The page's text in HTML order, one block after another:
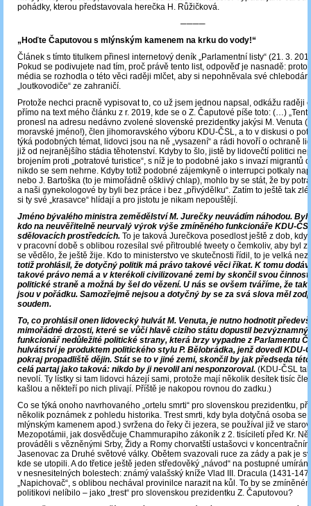
pohádky, kterou představovala herečka H. Růžičková.
────
„Hoďte Čaputovou s mlýnským kamenem na krku do vody!“
Článek s tímto titulkem přinesl internetový deník „Parlamentní listy“ (21. 3.
Pokud se podivujete nad tím, proč právě tento list, odpověď je nasnadě:
média se rozhodla o této věci raději mlčet, aby si nepohněvala své
„loutkovodiče“ ze zahraničí.
Protože nechci pracně vypisovat to, co už jsem jednou napsal, odkážu raději
přímo na text mého článku z r. 2019, kde se o Z. Čaputové píše toto: (…)
pronesl na adresu nedávno zvolené slovenské prezidentky jakýsi M. Venuta
moravské jméno!), člen jihomoravského výboru KDU-ČSL, a to v diskusi o
týká podobných témat, lidovci jsou na ně „vysazení“ a rádi hovoří o ochraně
již od nejranějšího stádia těhotenství. Kdyby to šlo, jistě by lidovečtí politici
brojením proti „potratové turistice“, s níž je to podobné jako s invazí migrantů
nikdo se sem nehrne. Kdyby totiž podobné zájemkyně o interrupci potkaly
nebo J. Bartoška (to je mimořádně ošklivý chlap), mohlo by se stát, že by
a naši gynekologové by byli bez práce i bez „přivýdělku“. Zatím to ještě tak
si ty své „krasavce“ hlídají a pro jistotu je nikam nepouštějí.
Jméno bývalého ministra zemědělství M. Jurečky neuvádím náhodou. Byl
kdo na neuvěřitelně neurvalý výrok výše zmíněného funkcionáře KDU-
sdělovacích prostředcích. To je taková Jurečkova posedlost ještě z dob, kdy
v pracovní době s oblibou rozesílal své přitroublé tweety o čemkoliv, aby byl
se vědělo, že ještě žije. Kdo to ministerstvo ve skutečnosti řídil, to je velká
totiž prohlásil, že dotyčný politik má právo takové věci říkat. K tomu
takové právo nemá a v kterékoli civilizované zemi by skončil svou činnost
politické straně a možná by šel do vězení. U nás se ovšem tváříme, že
jsou v pořádku. Samozřejmě nejsou a dotyčný by se za svá slova měl
soudem.
To, co prohlásil onen lidovecký hulvát M. Venuta, je nutno hodnotit
mimořádné drzosti, které se vůči hlavě cizího státu dopustil bezvýznamný
funkcionář nedůležité politické strany, která brzy vypadne z Parlamentu
hulvátství je produktem politického stylu P. Bělobrádka, jenž dovedl KDU-
pokraj propadliště dějin. Stát se to v jiné zemi, skončil by jak předseda
celá partaj jako taková: nikdo by ji nevolil ani nesponzoroval. (KDU-ČSL
nevolí. Ty lístky si tam lidovci házejí sami, protože mají několik desítek tisíc
kašlou a někteří po nich plivají. Příště je nakopou rovnou do zadku.)
Co se týká onoho navrhovaného „ortelu smrti“ pro slovenskou prezidentku,
několik poznámek z pohledu historika. Trest smrti, kdy byla dotyčná osoba se
mlýnským kamenem apod.) svržena do řeky či jezera, se používal již ve
Mezopotámii, jak dosvědčuje Chammurapiho zákoník z 2. tisíciletí před Kr.
prováděli s vězněnými Srby, Židy a Romy chorvatští ustašovci v
Jasenovac za Druhé světové války. Obětem svazovali ruce za zády a pak je
kde se utopili. A do třetice ještě jeden středověký „návod“ na postupné umírání
v nesnesitelných bolestech: známý valašský kníže Vlad III. Dracula (1431-
„Napichovač“, s oblibou nechával provinilce narazit na kůl. To by se
politikovi nelíbilo ‒ jako „trest“ pro slovenskou prezidentku Z. Čaputovou?